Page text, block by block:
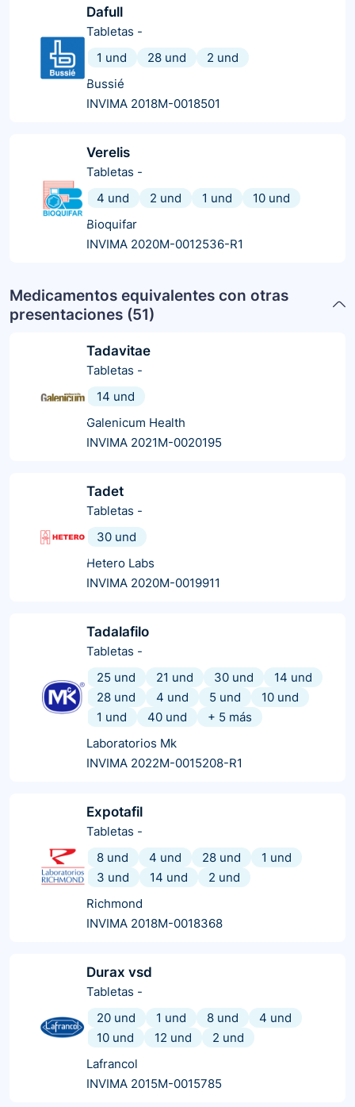
Dafull
Tabletas -
1 und
28 und
2 und
Bussié
INVIMA 2018M-0018501
Verelis
Tabletas -
4 und
2 und 1 und
10 und
Bioquifar
INVIMA 2020M-0012536-R1
Medicamentos equivalentes con otras
presentaciones (51)
Tadavitae
Tabletas -
14 und
Galenicum Health
INVIMA 2021M-0020195
Tadet
Tabletas -
30 und
Hetero Labs
INVIMA 2020M-0019911
Tadalafilo
Tabletas -
25 und
21 und 30 und
14 und
28 und
4 und 5 und
10 und
1 und
40 und + 5 más
Laboratorios Mk
INVIMA 2022M-0015208-R1
Expotafil
Tabletas -
8 und
4 und 28 und
1 und
3 und
14 und
2 und
Richmond
INVIMA 2018M-0018368
Durax vsd
Tabletas -
20 und
1 und 8 und
4 und
10 und
12 und
2 und
Lafrancol
INVIMA 2015M-0015785